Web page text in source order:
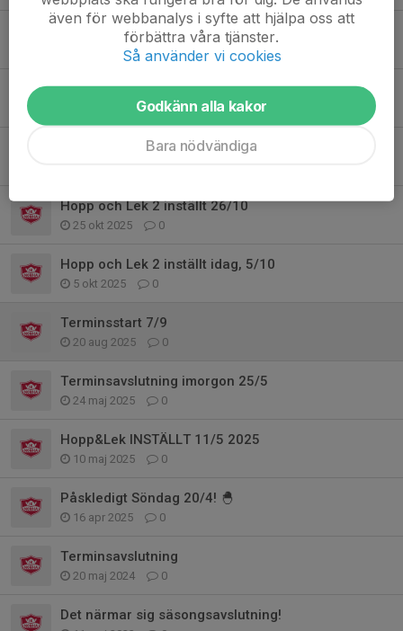
Glad påsk! Ingen träning 5/4
5 apr, 07:07
Påminnelse: 8/2 inställt
0
HOPP OCH LEK 2 DRAR IGÅNG FÖR SÄSONGEN
Hopp och Lek 2 inställt 26/10
25 okt 2025 0
Hopp och Lek 2 inställt idag, 5/10
5 okt 2025 0
Terminsstart 7/9
20 aug 2025 0
Terminsavslutning imorgon 25/5
24 maj 2025 0
Hopp&Lek INSTÄLLT 11/5 2025
10 maj 2025 0
Påskledigt Söndag 20/4! 🐣
16 apr 2025 0
Terminsavslutning
20 maj 2024 0
Det närmar sig säsongsavslutning!
även för webbanalys i syfte att hjälpa oss att
förbättra våra tjänster.
Så använder vi cookies
Godkänn alla kakor
Bara nödvändiga